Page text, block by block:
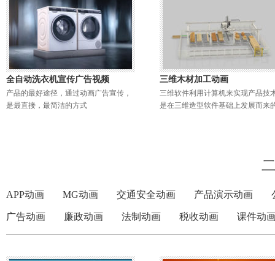
全自动洗衣机宣传广告视频
产品的最好途径，通过动画广告宣传，
是最直接，最简洁的方式
三维木材加工动画
三维软件利用计算机来实现产品技
是在三维造型软件基础上发展而来
APP动画 MG动画 交通安全动画 产品演示动画
广告动画 廉政动画 法制动画 税收动画 课件动